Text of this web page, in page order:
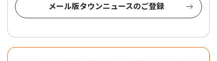
メール版タウンニュースのご登録